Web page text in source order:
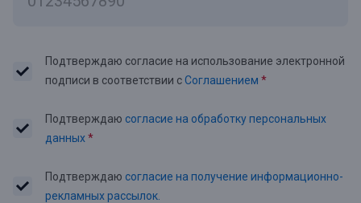
Подтверждаю согласие на использование электронной
подписи в соответствии сСоглашением *
Подтверждаю согласие на обработку персональных
данных*
Подтверждаю согласие на получение информационно-
рекламных рассылок.